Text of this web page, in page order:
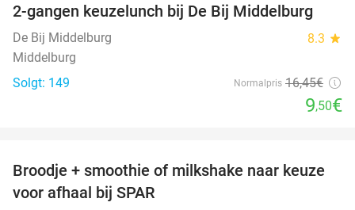
42%
2-gangen keuzelunch bij De Bij Middelburg
De Bij Middelburg 8.3 star
Middelburg
Solgt: 149
Normalpris 16,45€
9,50€
36%
Broodje + smoothie of milkshake naar keuze
voor afhaal bij SPAR